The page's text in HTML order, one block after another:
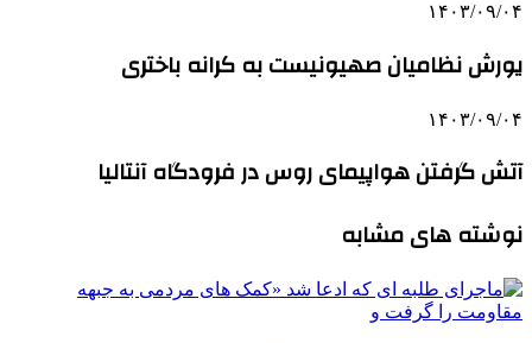
۱۴۰۳/۰۹/۰۴
یورش نظامیان صهیونیست به کرانه باختری
۱۴۰۳/۰۹/۰۴
آتش گرفتن هواپیمای روس در فرودگاه آنتالیا
نوشته های مشابه